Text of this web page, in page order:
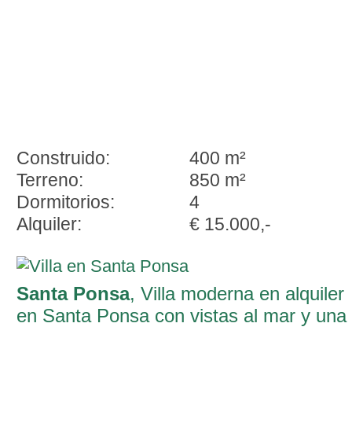
Construido:
400 m²
Terreno:
850 m²
Dormitorios:
4
Alquiler:
€ 15.000,-
Santa Ponsa, Villa moderna en alquiler
en Santa Ponsa con vistas al mar y una